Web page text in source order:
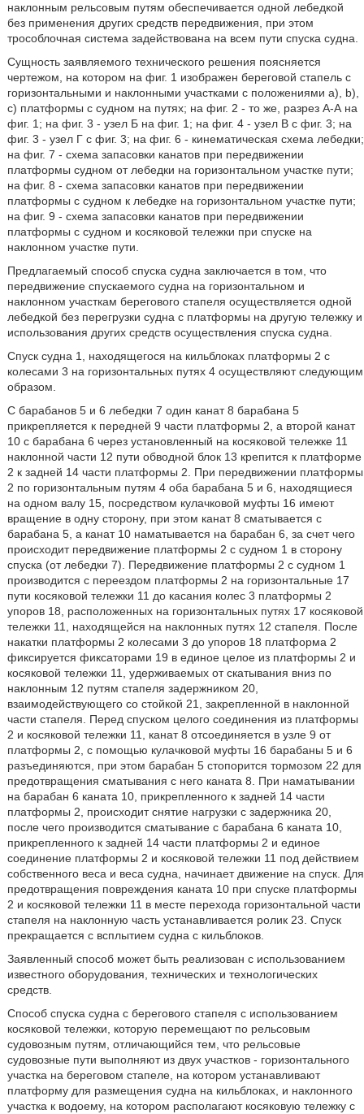
наклонным рельсовым путям обеспечивается одной лебедкой
без применения других средств передвижения, при этом
трособлочная система задействована на всем пути спуска судна.
Сущность заявляемого технического решения поясняется
чертежом, на котором на фиг. 1 изображен береговой стапель с
горизонтальными и наклонными участками с положениями а), b),
с) платформы с судном на путях; на фиг. 2 - то же, разрез А-А на
фиг. 1; на фиг. 3 - узел Б на фиг. 1; на фиг. 4 - узел В с фиг. 3; на
фиг. 3 - узел Г с фиг. 3; на фиг. 6 - кинематическая схема лебедки;
на фиг. 7 - схема запасовки канатов при передвижении
платформы судном от лебедки на горизонтальном участке пути;
на фиг. 8 - схема запасовки канатов при передвижении
платформы с судном к лебедке на горизонтальном участке пути;
на фиг. 9 - схема запасовки канатов при передвижении
платформы с судном и косяковой тележки при спуске на
наклонном участке пути.
Предлагаемый способ спуска судна заключается в том, что
передвижение спускаемого судна на горизонтальном и
наклонном участкам берегового стапеля осуществляется одной
лебедкой без перегрузки судна с платформы на другую тележку и
использования других средств осуществления спуска судна.
Спуск судна 1, находящегося на кильблоках платформы 2 с
колесами 3 на горизонтальных путях 4 осуществляют следующим
образом.
С барабанов 5 и 6 лебедки 7 один канат 8 барабана 5
прикрепляется к передней 9 части платформы 2, а второй канат
10 с барабана 6 через установленный на косяковой тележке 11
наклонной части 12 пути обводной блок 13 крепится к платформе
2 к задней 14 части платформы 2. При передвижении платформы
2 по горизонтальным путям 4 оба барабана 5 и 6, находящиеся
на одном валу 15, посредством кулачковой муфты 16 имеют
вращение в одну сторону, при этом канат 8 сматывается с
барабана 5, а канат 10 наматывается на барабан 6, за счет чего
происходит передвижение платформы 2 с судном 1 в сторону
спуска (от лебедки 7). Передвижение платформы 2 с судном 1
производится с переездом платформы 2 на горизонтальные 17
пути косяковой тележки 11 до касания колес 3 платформы 2
упоров 18, расположенных на горизонтальных путях 17 косяковой
тележки 11, находящейся на наклонных путях 12 стапеля. После
накатки платформы 2 колесами 3 до упоров 18 платформа 2
фиксируется фиксаторами 19 в единое целое из платформы 2 и
косяковой тележки 11, удерживаемых от скатывания вниз по
наклонным 12 путям стапеля задержником 20,
взаимодействующего со стойкой 21, закрепленной в наклонной
части стапеля. Перед спуском целого соединения из платформы
2 и косяковой тележки 11, канат 8 отсоединяется в узле 9 от
платформы 2, с помощью кулачковой муфты 16 барабаны 5 и 6
разъединяются, при этом барабан 5 стопорится тормозом 22 для
предотвращения сматывания с него каната 8. При наматывании
на барабан 6 каната 10, прикрепленного к задней 14 части
платформы 2, происходит снятие нагрузки с задержника 20,
после чего производится сматывание с барабана 6 каната 10,
прикрепленного к задней 14 части платформы 2 и единое
соединение платформы 2 и косяковой тележки 11 под действием
собственного веса и веса судна, начинает движение на спуск. Для
предотвращения повреждения каната 10 при спуске платформы
2 и косяковой тележки 11 в месте перехода горизонтальной части
стапеля на наклонную часть устанавливается ролик 23. Спуск
прекращается с всплытием судна с кильблоков.
Заявленный способ может быть реализован с использованием
известного оборудования, технических и технологических
средств.
Способ спуска судна с берегового стапеля с использованием
косяковой тележки, которую перемещают по рельсовым
судовозным путям, отличающийся тем, что рельсовые
судовозные пути выполняют из двух участков - горизонтального
участка на береговом стапеле, на котором устанавливают
платформу для размещения судна на кильблоках, и наклонного
участка к водоему, на котором располагают косяковую тележку с